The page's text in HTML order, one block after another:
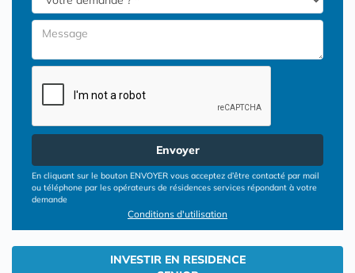
Envoyer
En cliquant sur le bouton ENVOYER vous acceptez d’être contacté par mail
ou téléphone par les opérateurs de résidences services répondant à votre
demande
Conditions d'utilisation
INVESTIR EN RESIDENCE